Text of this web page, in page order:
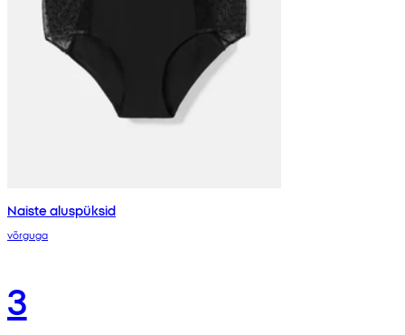
Naiste aluspüksid
võrguga
3